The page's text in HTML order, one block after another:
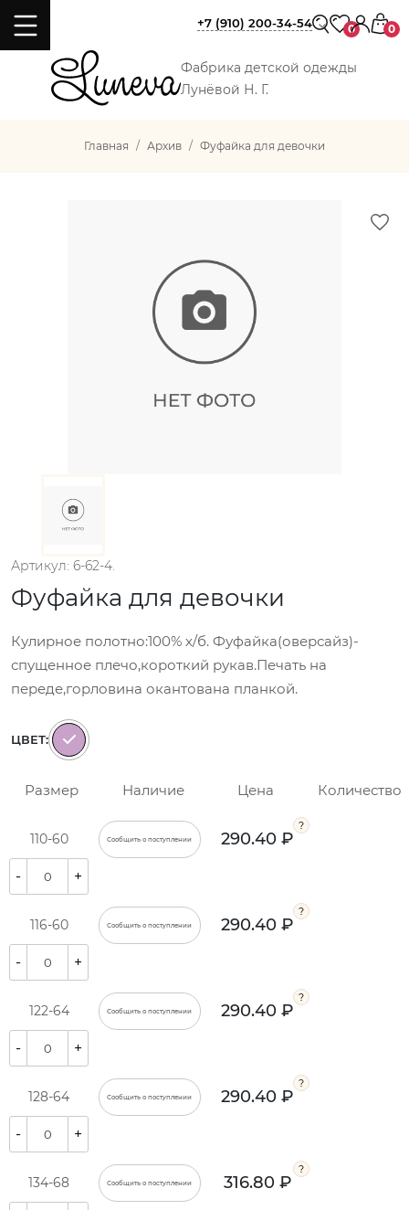
Фабрика детской одежды
Лунёвой Н. Г.
+7 (910) 200-34-54 0 0
Главная Архив Фуфайка для девочки
Артикул: 6-62-4.
Фуфайка для девочки
Кулирное полотно:100% х/б. Фуфайка(оверсайз)-
спущенное плечо,короткий рукав.Печать на
переде,горловина окантована планкой.
ЦВЕТ:
Размер Наличие Цена Количество
110-60 Сообщить о поступлении 290.40 ₽
- +
116-60 Сообщить о поступлении 290.40 ₽
- +
122-64 Сообщить о поступлении 290.40 ₽
- +
128-64 Сообщить о поступлении 290.40 ₽
- +
134-68 Сообщить о поступлении 316.80 ₽